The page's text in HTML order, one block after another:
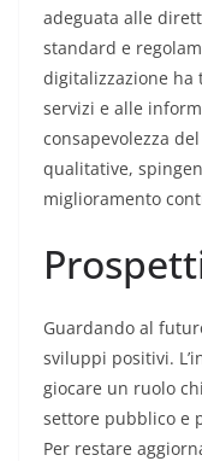
adeguata alle
standard e
digitalizzazione ha
servizi e alle
consapevolezza
qualitative,
miglioramento
Guardando al
sviluppi positivi.
giocare un ruolo
settore pubblico e
Per restare